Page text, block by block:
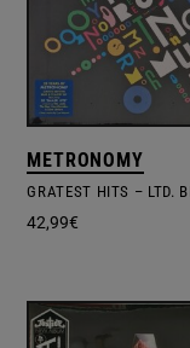
METRONOMY
42,99€